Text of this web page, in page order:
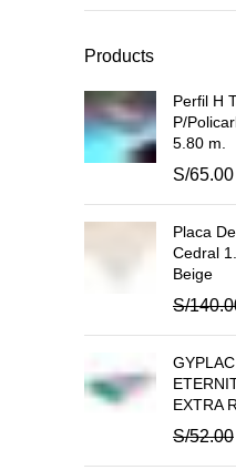
Products
Perfil H
P/
5.80 m.
S/65.00
Placa
Cedral
Beige
S/
EXTRA
S/52.00